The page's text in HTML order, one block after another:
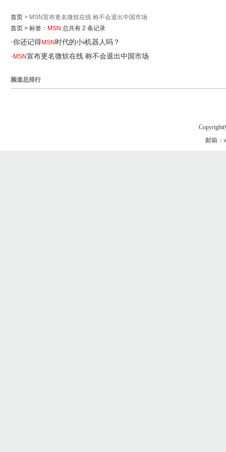
首页> MSN宣布更名微软在线 称不会退出中国市场
首页> 标签： MSN 总共有 2 条记录
·你还记得MSN 时代的小i机器人吗？
· MSN宣布更名微软在线 称不会退出中国市场
频道总排行
邮箱：